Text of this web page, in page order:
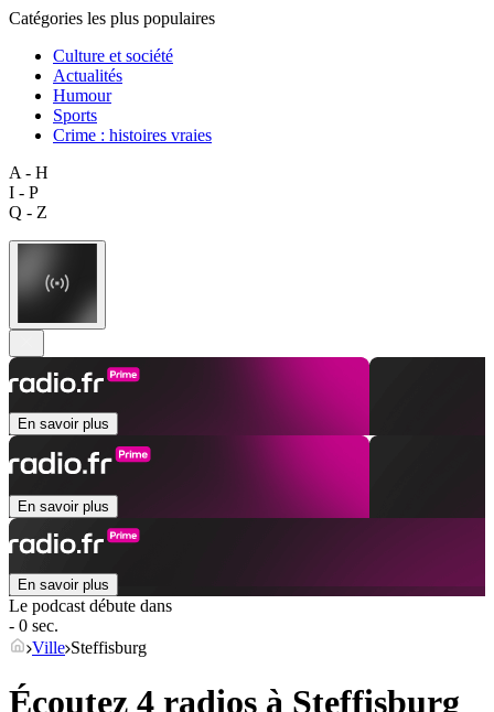
Catégories les plus populaires
Culture et société
Actualités
Humour
Sports
Crime : histoires vraies
A - H
I - P
Q - Z
En savoir plus
En savoir plus
En savoir plus
Le podcast débute dans
- 0 sec.
Ville Steffisburg
Écoutez 4 radios à Steffisburg